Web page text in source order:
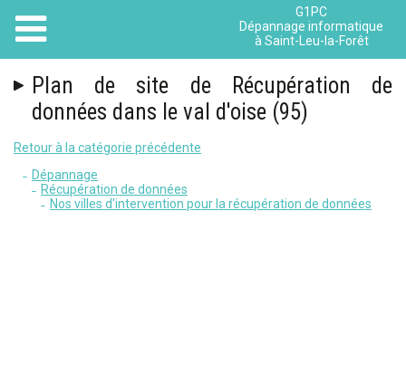
G1PC
Dépannage informatique
à Saint-Leu-la-Forêt
Plan de site de Récupération de
données dans le val d'oise (95)
Retour à la catégorie précédente
Dépannage
Récupération de données
Nos villes d'intervention pour la récupération de données